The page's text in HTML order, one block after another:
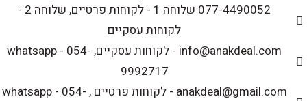
077-4490052 שלוחה 1 - לקוחות פרטיים, שלוחה 2 -
לקוחות עסקיים
info@anakdeal.com - לקוחות עסקיים, whatsapp - 054-
9992717
anakdeal@gmail.com - לקוחות פרטיים , whatsapp - 054-